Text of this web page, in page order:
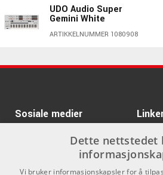
ARTURIA Keylab-mkII-
61 Black USB
ARTIKKELNUMMER 1091820
UDO Audio Super
Gemini White
ARTIKKELNUMMER 1080908
Light Aged Natural
Gibson 1942 Banner J-
45 Heavy Aged Vintage
ARTIKKELNUMMER 1090793
ARTURIA PolyBrute 12
Sosiale medier
Om
Dette nettstedet
Vi bruker informasjonskapsler for å